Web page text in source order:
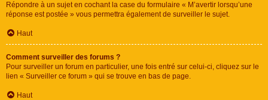
Répondre à un sujet en cochant la case du formulaire « M’avertir lorsqu’une
réponse est postée » vous permettra également de surveiller le sujet.
Haut
Comment surveiller des forums ?
Pour surveiller un forum en particulier, une fois entré sur celui-ci, cliquez sur le
lien « Surveiller ce forum » qui se trouve en bas de page.
Haut